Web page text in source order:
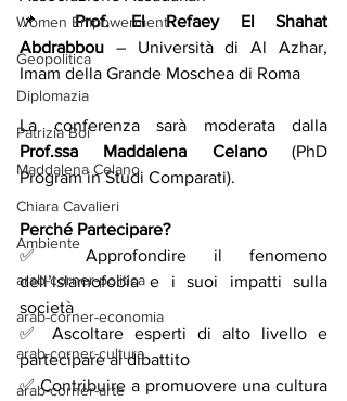
Women Empowerment
Geopolitica
Diplomazia
Patrizia Boi
Maddalena Celano
Chiara Cavalieri
Ambiente
arab-corner-politica
arab-corner-economia
arab-corner-cultura
arab-corner-arte
📌 Prof. El Refaey El Shahat
Abdrabbou – Università di Al Azhar,
Imam della Grande Moschea di Roma
Prof.ssa Maddalena Celano (PhD
Program in Studi Comparati).
Perché Partecipare?
✅ Approfondire il fenomeno
dell’islamofobia e i suoi impatti sulla
società
✅ Ascoltare esperti di alto livello e
partecipare al dibattito
✅ Contribuire a promuovere una cultura